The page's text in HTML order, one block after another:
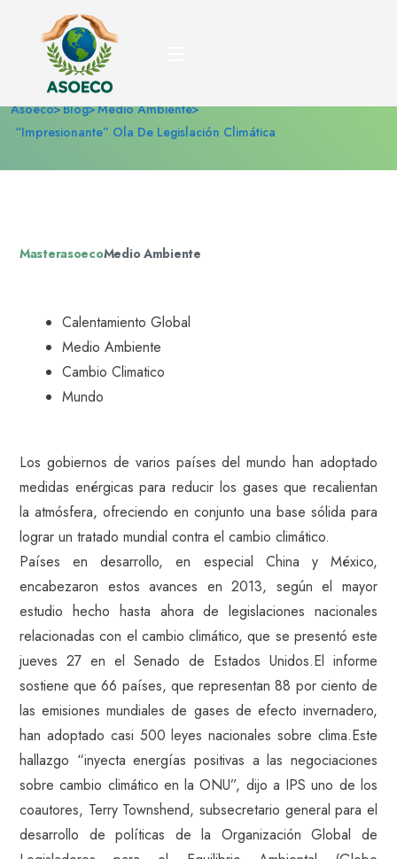
“Impresionante” ola de
legislación climática
Asoeco Blog Medio Ambiente
“Impresionante” Ola De Legislación Climática
MasterasoecoMedio Ambiente
Calentamiento Global
Medio Ambiente
Cambio Climatico
Mundo
Los gobiernos de varios países del mundo han adoptado
medidas enérgicas para reducir los gases que recalientan
la atmósfera, ofreciendo en conjunto una base sólida para
lograr un tratado mundial contra el cambio climático.
Países en desarrollo, en especial China y México,
encabezaron estos avances en 2013, según el mayor
estudio hecho hasta ahora de legislaciones nacionales
relacionadas con el cambio climático, que se presentó este
jueves 27 en el Senado de Estados Unidos.El informe
sostiene que 66 países, que representan 88 por ciento de
las emisiones mundiales de gases de efecto invernadero,
han adoptado casi 500 leyes nacionales sobre clima.Este
hallazgo “inyecta energías positivas a las negociaciones
sobre cambio climático en la ONU”, dijo a IPS uno de los
coautores, Terry Townshend, subsecretario general para el
desarrollo de políticas de la Organización Global de